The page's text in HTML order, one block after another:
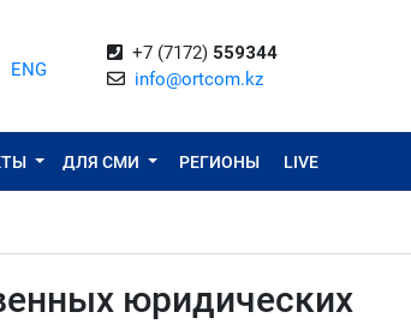
ENG
+7 (7172) 559344
info@ortcom.kz
ДЛЯ СМИ РЕГИОНЫ LIVE
юридических